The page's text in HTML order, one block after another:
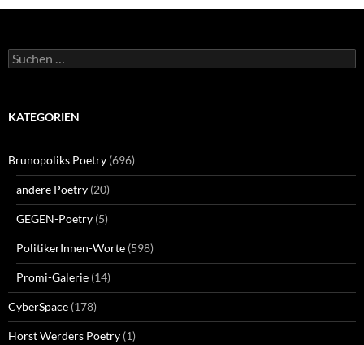
Suchen
nach:
KATEGORIEN
Brunopoliks Poetry (696)
andere Poetry (20)
GEGEN-Poetry (5)
PolitikerInnen-Worte (598)
Promi-Galerie (14)
CyberSpace (178)
Horst Werders Poetry (1)